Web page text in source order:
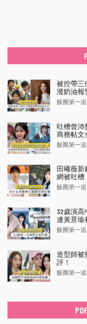
被控帶三
潑奶油報
飯圈第一
吐槽曾沛
商務帖文
飯圈第一
田曦薇
網被吐槽
飯圈第一
32歲演
連黃景瑜
飯圈第一
造型師被
評！
飯圈第一